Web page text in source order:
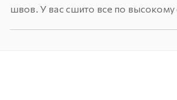
швов. У вас сшито все по высокому